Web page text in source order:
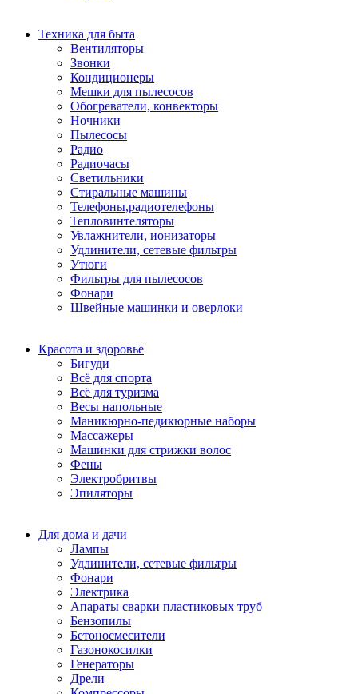
Техника для быта
Вентиляторы
Звонки
Кондиционеры
Мешки для пылесосов
Обогреватели, конвекторы
Ночники
Пылесосы
Радио
Радиочасы
Светильники
Стиральные машины
Телефоны,радиотелефоны
Тепловинтеляторы
Увлажнители, ионизаторы
Удлинители, сетевые фильтры
Утюги
Фильтры для пылесосов
Фонари
Швейные машинки и оверлоки
Красота и здоровье
Бигуди
Всё для спорта
Всё для туризма
Весы напольные
Маникюрно-педикюрные наборы
Массажеры
Машинки для стрижки волос
Фены
Электробритвы
Эпиляторы
Для дома и дачи
Лампы
Удлинители, сетевые фильтры
Фонари
Электрика
Апараты сварки пластиковых труб
Бензопилы
Бетоносмесители
Газонокосилки
Генераторы
Дрели